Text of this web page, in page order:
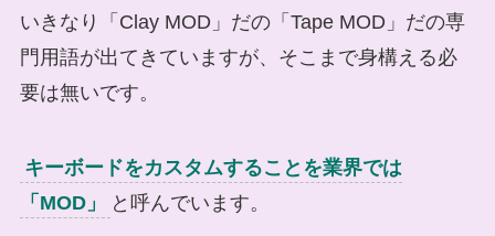
いきなり「Clay MOD」だの「Tape MOD」だの専
門用語が出てきていますが、そこまで身構える必
要は無いです。
キーボードをカスタムすることを業界では
「MOD」
と呼んでいます。